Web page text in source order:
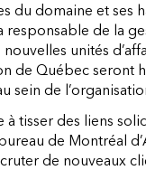
du domaine et
responsable de la
unités
de Québec seront
sein de
tisser des liens
de Montréal
de nouveaux